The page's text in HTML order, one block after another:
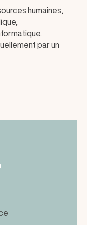
humaines,
par un